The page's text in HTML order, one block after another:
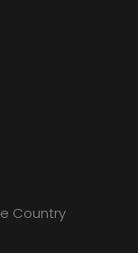
Country